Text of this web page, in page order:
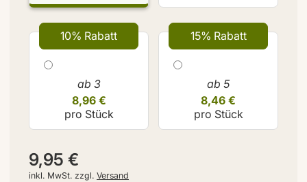
9,95 €
inkl. MwSt. zzgl. Versand
10% Rabatt
ab 3
8,96 €
pro Stück
15% Rabatt
ab 5
8,46 €
pro Stück